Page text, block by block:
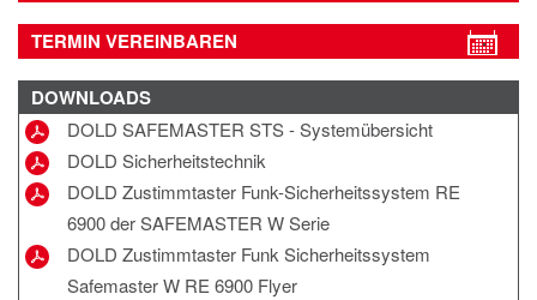
TERMIN VEREINBAREN
DOWNLOADS
DOLD SAFEMASTER STS - Systemübersicht
DOLD Sicherheitstechnik
DOLD Zustimmtaster Funk-Sicherheitssystem RE
6900 der SAFEMASTER W Serie
DOLD Zustimmtaster Funk Sicherheitssystem
Safemaster W RE 6900 Flyer